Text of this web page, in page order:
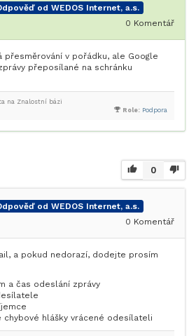
od WEDOS Internet, a.s.
0 Komentář
přesměrování v pořádku, ale Google
přeposílané na schránku
Role: Podpora
na Znalostní bázi
0
od WEDOS Internet, a.s.
0 Komentář
a pokud nedorazí, dodejte prosím
a čas odeslání zprávy
chybové hlášky vrácené odesílateli